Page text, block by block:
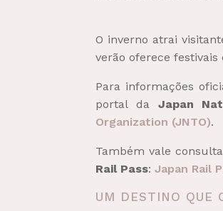
O inverno atrai
verão oferece
Para informações
portal da Japan
Organization (JNTO).
Também vale
Rail Pass:Japan Rail
UM DESTINO QUE